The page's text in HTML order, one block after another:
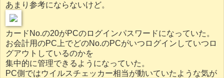
あまり参考にならないけど。
カードNo.の20がPCのログインパスワードになっていた。
お会計用のPC上でどのNo.のPCがいつログインしていつロ
グアウトしているのかを
集中的に管理できるようになっていた。
PC側ではウイルスチェッカー相当が動いていたような気が